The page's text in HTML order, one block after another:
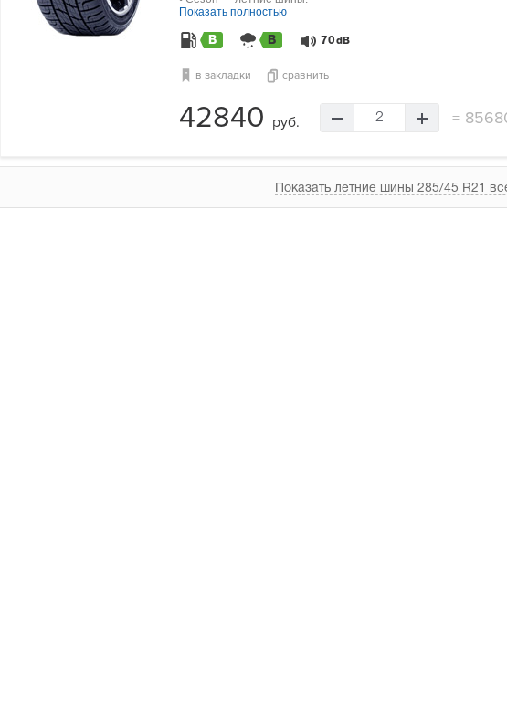
Показать полностью
B B 70 dB
в закладки сравнить
42840 руб. 2 =
Показать летние шины 285/45 R21